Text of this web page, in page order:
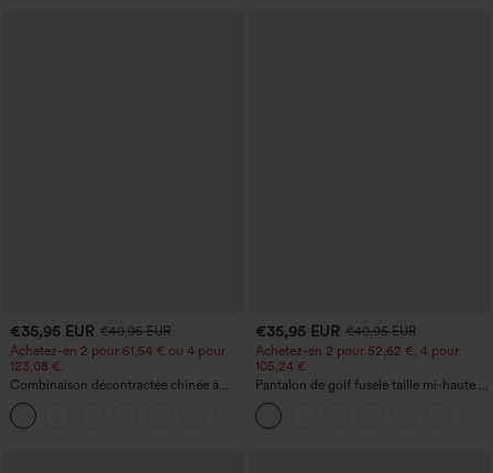
€35,95 EUR €40,95 EUR
Achetez-en 2 pour 61,54 € ou 4 pour
123,08 €.
Combinaison décontractée chinée à
bretelles réglables, fronces et jambes
larges, avec poches — facile comme
tout
€35,95 EUR €40,95 EUR
Achetez-en 2 pour 52,62 €, 4 pour
105,24 €
Pantalon de golf fuselé taille mi-haute à
cordon, ourlet incurvé, séchage rapide,
avec poches — UPF40+